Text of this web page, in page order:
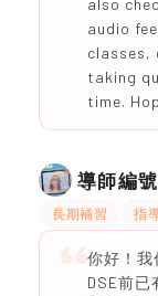
also
audio
classes,
taking
time.
導師編號
長期補習 指
你好！我
DSE前